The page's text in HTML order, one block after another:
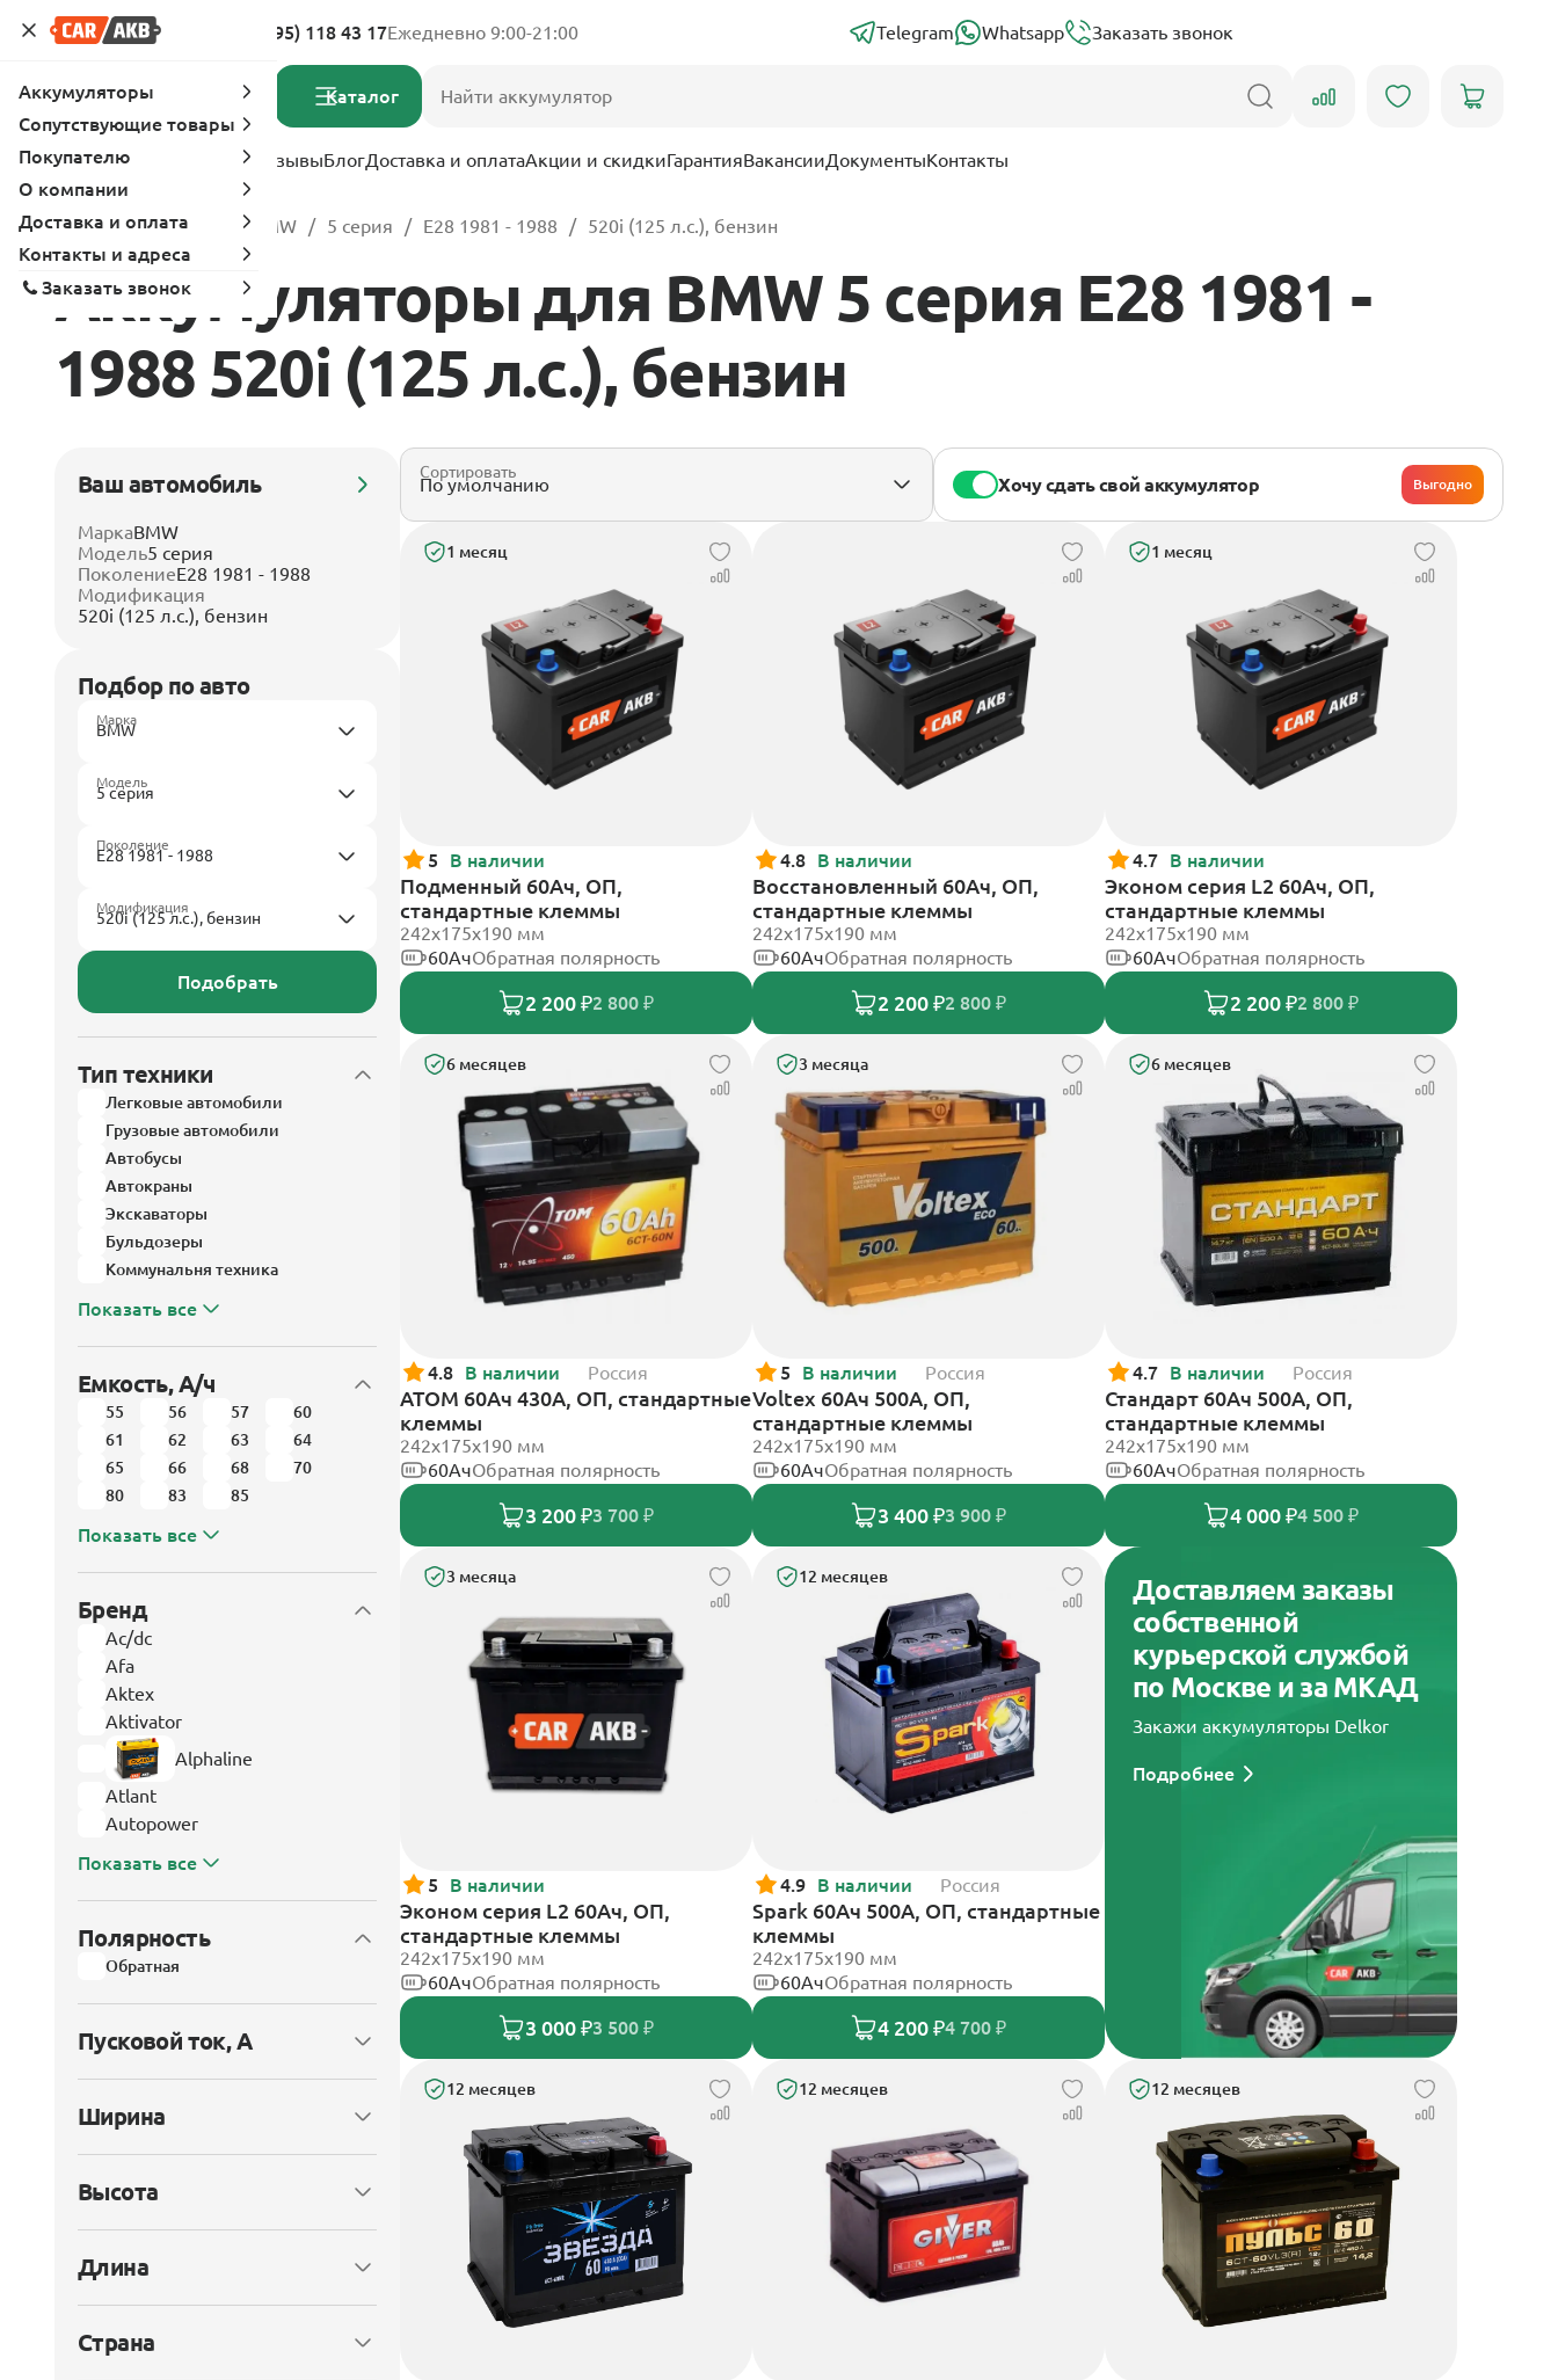
Адреса магазинов 8 (495) 118 43 17Ежедневно 9:00-21:00 Telegram Whatsapp Заказать звонок
Каталог
Услуги Вопрос-ответ ОтзывыБлогДоставка и оплатаАкции и скидкиГарантияВакансииДокументыКонтакты
Главная Каталог BMW 5 серия E28 1981 - 1988 520i (125 л.с.), бензин
Аккумуляторы для BMW 5 серия E28 1981 -
1988 520i (125 л.с.), бензин
Ваш автомобиль
МаркаBMW
Модель5 серия
ПоколениеE28 1981 - 1988
Модификация
520i (125 л.с.), бензин
Подбор по авто
Марка
Модель
Поколение
Модификация
Подобрать
Тип техники
Легковые автомобили
Грузовые автомобили
Автобусы
Автокраны
Экскаваторы
Бульдозеры
Коммунальня техника
Показать все
Емкость, А/ч
55 56 57
60
61
62 63
64
65
66 68
70
80
83 85
Показать все
Бренд
Ac/dc
Afa
Aktex
Aktivator
Alphaline
Atlant
Autopower
Показать все
Полярность
Обратная
Пусковой ток, А
Ширина
Высота
Длина
Страна
Сортировать
Хочу сдать свой аккумулятор Выгодно
1 месяц
5 В наличии
Подменный 60Ач, ОП,
стандартные клеммы
242х175х190 мм
60АчОбратная полярность
2 200 ₽2 800 ₽
4.8 В наличии
Восстановленный 60Ач, ОП,
стандартные клеммы
242х175х190 мм
60АчОбратная полярность
2 200 ₽2 800 ₽
1 месяц
4.7 В наличии
Эконом серия L2 60Ач, ОП,
стандартные клеммы
242х175х190 мм
60АчОбратная полярность
2 200 ₽2 800 ₽
6 месяцев
4.8 В наличии Россия
АТОМ 60Ач 430А, ОП, стандартные
клеммы
242х175х190 мм
60АчОбратная полярность
3 200 ₽3 700 ₽
3 месяца
5 В наличии Россия
Voltex 60Ач 500А, ОП,
стандартные клеммы
242х175х190 мм
60АчОбратная полярность
3 400 ₽3 900 ₽
6 месяцев
4.7 В наличии Россия
Стандарт 60Ач 500А, ОП,
стандартные клеммы
242x175x190 мм
60АчОбратная полярность
4 000 ₽4 500 ₽
3 месяца
5 В наличии
Эконом серия L2 60Ач, ОП,
стандартные клеммы
242х175х190 мм
60АчОбратная полярность
3 000 ₽3 500 ₽
12 месяцев
4.9 В наличии Россия
Spark 60Ач 500А, ОП, стандартные
клеммы
242х175х190 мм
60АчОбратная полярность
4 200 ₽4 700 ₽
Доставляем заказы
собственной
курьерской службой
по Москве и за МКАД
Закажи аккумуляторы Delkor
Подробнее
12 месяцев 12 месяцев 12 месяцев
Аккумуляторы
Сопутствующие товары
Покупателю
О компании
Доставка и оплата
Контакты и адреса
Заказать звонок